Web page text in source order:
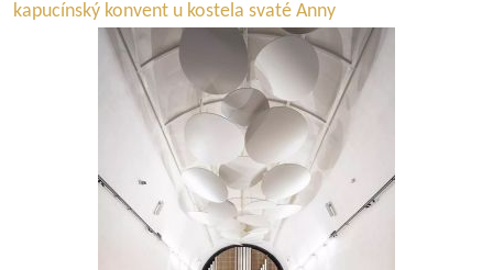
kapucínský konvent u kostela svaté Anny